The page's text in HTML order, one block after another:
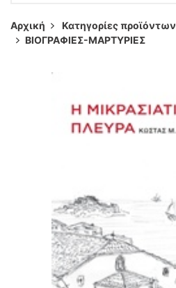
Αρχική
Κατηγορίες προϊόντων
ΒΙΟΓΡΑΦΙΕΣ-ΜΑΡΤΥΡΙΕΣ